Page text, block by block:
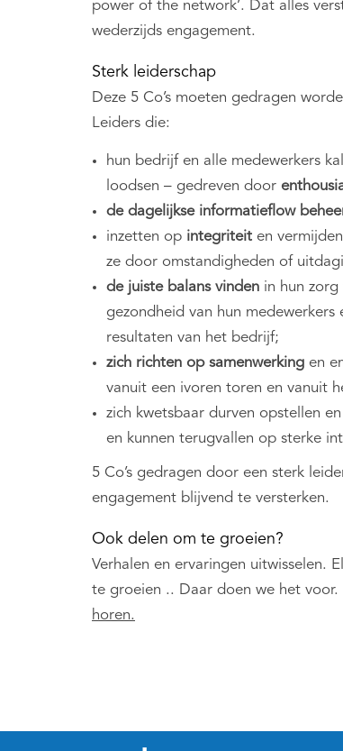
power of the network’. Dat alles
wederzijds engagement.
Sterk leiderschap
Deze 5 Co’s moeten gedragen
Leiders die:
hun bedrijf en alle medewerkers
loodsen – gedreven door
de dagelijkse informatieflow
inzetten op integriteit en
ze door omstandigheden of
de juiste balans vinden in hun
gezondheid van hun
resultaten van het bedrijf;
zich richten op samenwerking en
vanuit een ivoren toren en vanuit
zich kwetsbaar durven opstellen
en kunnen terugvallen op sterke
5 Co’s gedragen door een sterk
engagement blijvend te versterken.
Ook delen om te groeien?
Verhalen en ervaringen uitwisselen.
te groeien .. Daar doen we het
horen.